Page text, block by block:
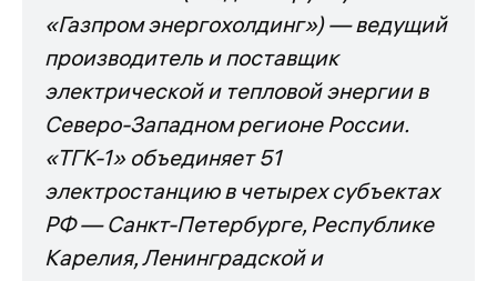
«Газпром энергохолдинг») — ведущий
производитель и поставщик
электрической и тепловой энергии в
Северо-Западном регионе России.
«ТГК-1» объединяет 51
электростанцию в четырех субъектах
РФ — Санкт-Петербурге, Республике
Карелия, Ленинградской и